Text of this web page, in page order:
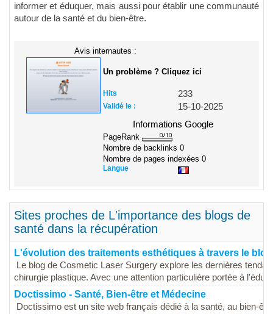
informer et éduquer, mais aussi pour établir une communauté
autour de la santé et du bien-être.
Avis internautes :
Un problème ? Cliquez ici
Hits 233
Validé le :
15-10-2025
Informations Google
PageRank
Nombre de backlinks 0
Nombre de pages indexées 0
Langue
Sites proches de L'importance des blogs de
santé dans la récupération
L'évolution des traitements esthétiques à travers le
Le blog de Cosmetic Laser Surgery explore les dernières
chirurgie plastique. Avec une attention particulière portée à
Doctissimo - Santé, Bien-être et Médecine
Doctissimo est un site web français dédié à la santé, au bien-